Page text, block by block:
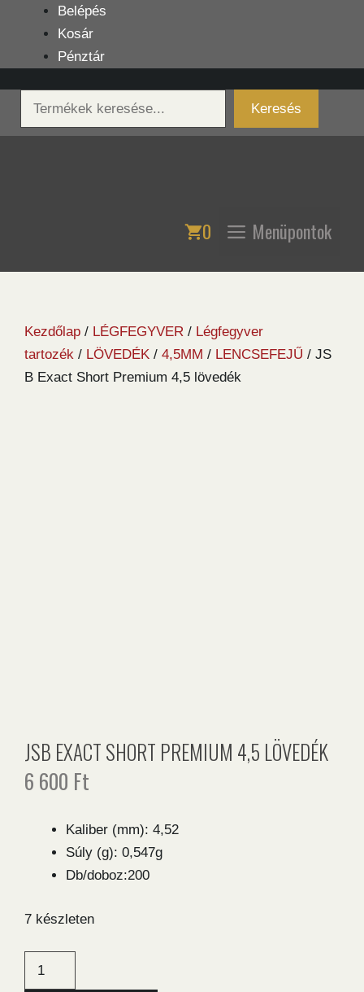
tartalomba
Belépés
Kosár
Pénztár
Keresés
Keresés
0 Menüpontok
Kezdőlap / LÉGFEGYVER / Légfegyver
tartozék / LÖVEDÉK / 4,5MM / LENCSEFEJŰ / JS
B Exact Short Premium 4,5 lövedék
JSB EXACT SHORT PREMIUM 4,5 LÖVEDÉK
6 600 Ft
Kaliber (mm): 4,52
Súly (g): 0,547g
Db/doboz:200
7 készleten
JSB